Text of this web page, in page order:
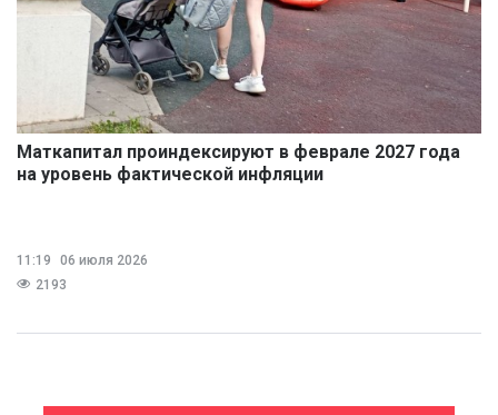
Маткапитал проиндексируют в феврале 2027 года
на уровень фактической инфляции
11:19
06 июля 2026
2193